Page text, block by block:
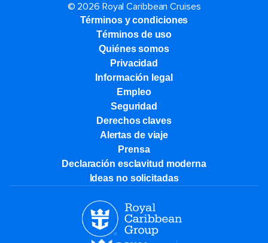
© 2026 Royal Caribbean Cruises
Términos y condiciones
Términos de uso
Quiénes somos
Privacidad
Información legal
Empleo
Seguridad
Derechos claves
Alertas de viaje
Prensa
Declaración esclavitud moderna
Ideas no solicitadas